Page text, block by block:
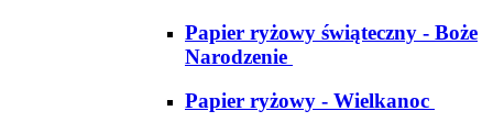
Papier ryżowy świąteczny - Boże
Narodzenie
Papier ryżowy - Wielkanoc